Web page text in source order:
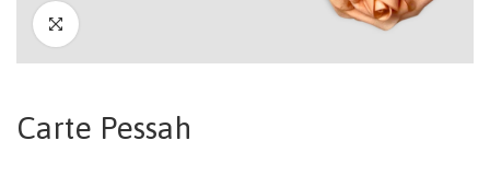
Carte Pessah